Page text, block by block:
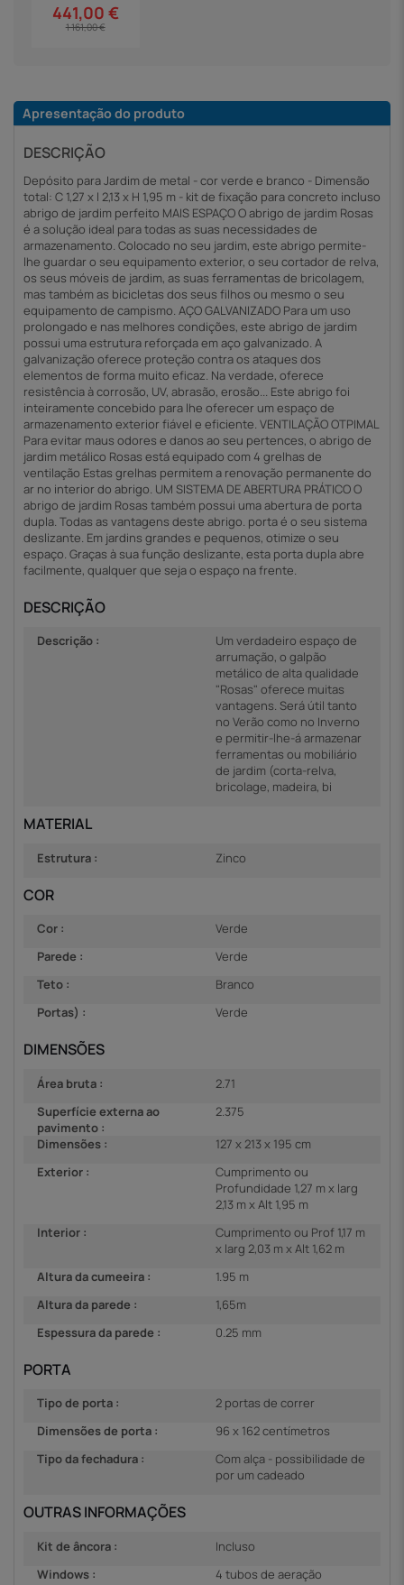
441,00 €
1 161,00 €
Apresentação do produto
DESCRIÇÃO
Depósito para Jardim de metal - cor verde e branco - Dimensão
total: C 1,27 x l 2,13 x H 1,95 m - kit de fixação para concreto incluso
abrigo de jardim perfeito MAIS ESPAÇO O abrigo de jardim Rosas
é a solução ideal para todas as suas necessidades de
armazenamento. Colocado no seu jardim, este abrigo permite-
lhe guardar o seu equipamento exterior, o seu cortador de relva,
os seus móveis de jardim, as suas ferramentas de bricolagem,
mas também as bicicletas dos seus filhos ou mesmo o seu
equipamento de campismo. AÇO GALVANIZADO Para um uso
prolongado e nas melhores condições, este abrigo de jardim
possui uma estrutura reforçada em aço galvanizado. A
galvanização oferece proteção contra os ataques dos
elementos de forma muito eficaz. Na verdade, oferece
resistência à corrosão, UV, abrasão, erosão... Este abrigo foi
inteiramente concebido para lhe oferecer um espaço de
armazenamento exterior fiável e eficiente. VENTILAÇÃO OTPIMAL
Para evitar maus odores e danos ao seu pertences, o abrigo de
jardim metálico Rosas está equipado com 4 grelhas de
ventilação Estas grelhas permitem a renovação permanente do
ar no interior do abrigo. UM SISTEMA DE ABERTURA PRÁTICO O
abrigo de jardim Rosas também possui uma abertura de porta
dupla. Todas as vantagens deste abrigo. porta é o seu sistema
deslizante. Em jardins grandes e pequenos, otimize o seu
espaço. Graças à sua função deslizante, esta porta dupla abre
facilmente, qualquer que seja o espaço na frente.
DESCRIÇÃO
Descrição :
Um verdadeiro espaço de
arrumação, o galpão
metálico de alta qualidade
"Rosas" oferece muitas
vantagens. Será útil tanto
no Verão como no Inverno
e permitir-lhe-á armazenar
ferramentas ou mobiliário
de jardim (corta-relva,
bricolage, madeira, bi
MATERIAL
Estrutura : Zinco
COR
Cor :
Verde
Parede :
Verde
Teto :
Branco
Portas) :
Verde
DIMENSÕES
Área bruta :
2.71
Superfície externa ao
pavimento :
2.375
Dimensões :
127 x 213 x 195 cm
Exterior :
Cumprimento ou
Profundidade 1,27 m x larg
2,13 m x Alt 1,95 m
Interior :
Cumprimento ou Prof 1,17 m
x larg 2,03 m x Alt 1,62 m
Altura da cumeeira :
1.95 m
Altura da parede :
1,65m
Espessura da parede :
0.25 mm
PORTA
Tipo de porta :
2 portas de correr
Dimensões de porta :
96 x 162 centímetros
Tipo da fechadura :
Com alça - possibilidade de
por um cadeado
OUTRAS INFORMAÇÕES
Kit de âncora :
Incluso
Windows :
4 tubos de aeração